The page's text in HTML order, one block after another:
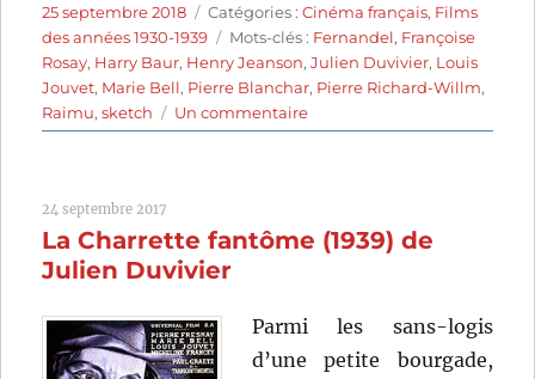
Publié
le
25 septembre 2018 Catégories
Catégories :Cinéma français, Films
des années 1930-1939
Étiquettes
Mots-clés : Fernandel, Françoise
Rosay, Harry Baur, Henry Jeanson,Julien Duvivier, Louis
Jouvet, Marie Bell, Pierre Blanchar, Pierre Richard-Willm,
Raimu,sketch Un commentairesur
Un
(1937)
24 septembre 2017
La Charrette fantôme (1939) de
Julien Duvivier
Parmi les sans-logis
d’une petite bourgade,